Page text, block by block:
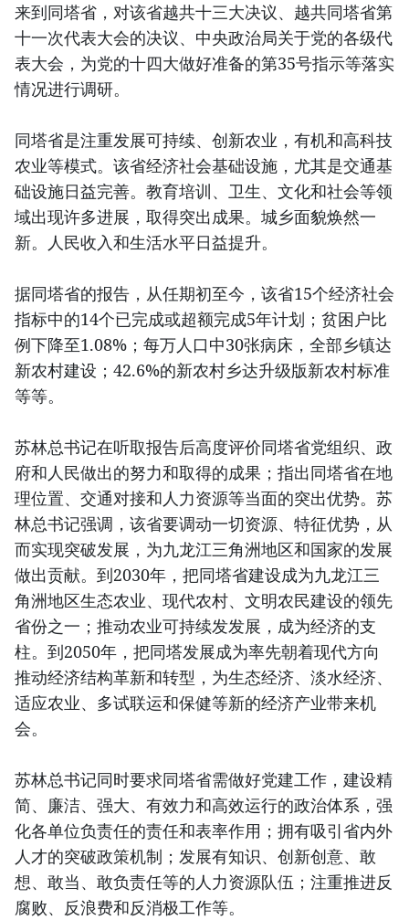
来到同塔省，对该省越共十三大决议、越共同塔省第
十一次代表大会的决议、中央政治局关于党的各级代
表大会，为党的十四大做好准备的第35号指示等落实
情况进行调研。
同塔省是注重发展可持续、创新农业，有机和高科技
农业等模式。该省经济社会基础设施，尤其是交通基
础设施日益完善。教育培训、卫生、文化和社会等领
域出现许多进展，取得突出成果。城乡面貌焕然一
新。人民收入和生活水平日益提升。
据同塔省的报告，从任期初至今，该省15个经济社会
指标中的14个已完成或超额完成5年计划；贫困户比
例下降至1.08%；每万人口中30张病床，全部乡镇达
新农村建设；42.6%的新农村乡达升级版新农村标准
等等。
苏林总书记在听取报告后高度评价同塔省党组织、政
府和人民做出的努力和取得的成果；指出同塔省在地
理位置、交通对接和人力资源等当面的突出优势。苏
林总书记强调，该省要调动一切资源、特征优势，从
而实现突破发展，为九龙江三角洲地区和国家的发展
做出贡献。到2030年，把同塔省建设成为九龙江三
角洲地区生态农业、现代农村、文明农民建设的领先
省份之一；推动农业可持续发发展，成为经济的支
柱。到2050年，把同塔发展成为率先朝着现代方向
推动经济结构革新和转型，为生态经济、淡水经济、
适应农业、多试联运和保健等新的经济产业带来机
会。
苏林总书记同时要求同塔省需做好党建工作，建设精
简、廉洁、强大、有效力和高效运行的政治体系，强
化各单位负责任的责任和表率作用；拥有吸引省内外
人才的突破政策机制；发展有知识、创新创意、敢
想、敢当、敢负责任等的人力资源队伍；注重推进反
腐败、反浪费和反消极工作等。